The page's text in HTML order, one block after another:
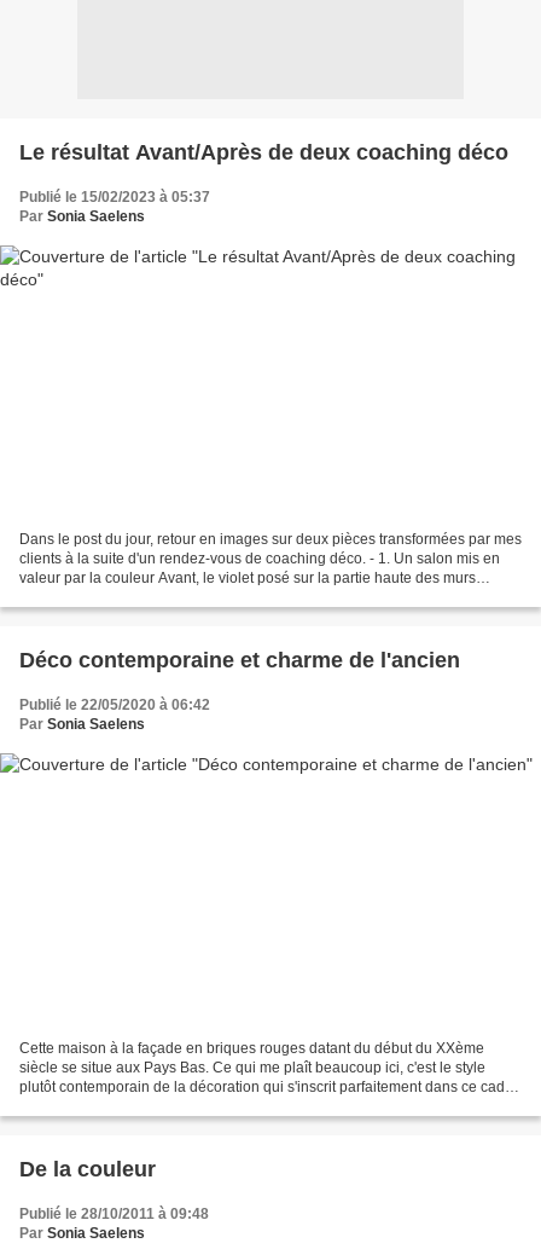
Le résultat Avant/Après de deux coaching déco
Publié le 15/02/2023 à 05:37
Par Sonia Saelens
Dans le post du jour, retour en images sur deux pièces transformées par mes
clients à la suite d'un rendez-vous de coaching déco. - 1. Un salon mis en
valeur par la couleur Avant, le violet posé sur la partie haute des murs
Déco contemporaine et charme de l'ancien
Publié le 22/05/2020 à 06:42
Par Sonia Saelens
Cette maison à la façade en briques rouges datant du début du XXème
siècle se situe aux Pays Bas. Ce qui me plaît beaucoup ici, c'est le style
plutôt contemporain de la décoration qui s'inscrit parfaitement dans ce cadre
De la couleur
Publié le 28/10/2011 à 09:48
Par Sonia Saelens